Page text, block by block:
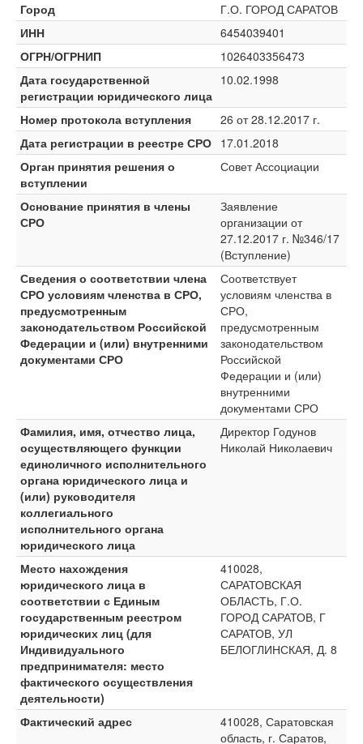
Город
Г.О. ГОРОД САРАТОВ
ИНН
6454039401
ОГРН/ОГРНИП
1026403356473
Дата государственной
регистрации юридического лица
10.02.1998
Номер протокола вступления
26 от 28.12.2017 г.
Дата регистрации в реестре СРО 17.01.2018
Орган принятия решения о
вступлении
Совет Ассоциации
Основание принятия в члены
СРО
Заявление
организации от
27.12.2017 г. №346/17
(Вступление)
Сведения о соответствии члена
СРО условиям членства в СРО,
предусмотренным
законодательством Российской
Федерации и (или) внутренними
документами СРО
Соответствует
условиям членства в
СРО,
предусмотренным
законодательством
Российской
Федерации и (или)
внутренними
документами СРО
Фамилия, имя, отчество лица,
осуществляющего функции
единоличного исполнительного
органа юридического лица и
(или) руководителя
коллегиального
исполнительного органа
юридического лица
Директор Годунов
Николай Николаевич
Место нахождения
юридического лица в
соответствии с Единым
государственным реестром
юридических лиц (для
Индивидуального
предпринимателя: место
фактического осуществления
деятельности)
410028,
САРАТОВСКАЯ
ОБЛАСТЬ, Г.О.
ГОРОД САРАТОВ, Г
САРАТОВ, УЛ
БЕЛОГЛИНСКАЯ, Д. 8
Фактический адрес
410028, Саратовская
область, г. Саратов,